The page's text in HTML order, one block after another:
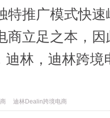
特推广模式快
商立足之本，
迪林，迪林跨
迪林Dealin跨境电商